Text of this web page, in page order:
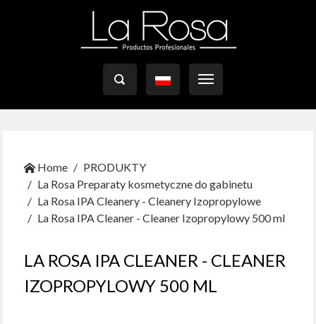

Home
PRODUKTY
La Rosa Preparaty kosmetyczne do gabinetu
La Rosa IPA Cleanery - Cleanery Izopropylowe
La Rosa IPA Cleaner - Cleaner Izopropylowy 500 ml
LA ROSA IPA CLEANER - CLEANER
IZOPROPYLOWY 500 ML